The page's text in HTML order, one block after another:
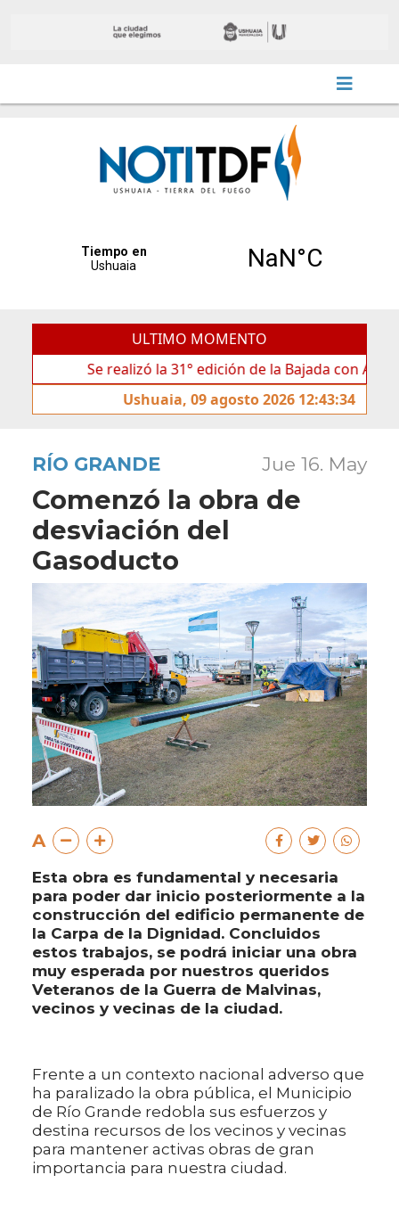
ULTIMO MOMENTO
Se realizó la 31° edición de la Bajada con Antorchas
Ushuaia, 09 agosto 2026 12:43:34
RÍO GRANDE Jue 16. May
Comenzó la obra de
desviación del
Gasoducto
A
Esta obra es fundamental y necesaria
para poder dar inicio posteriormente a la
construcción del edificio permanente de
la Carpa de la Dignidad. Concluidos
estos trabajos, se podrá iniciar una obra
muy esperada por nuestros queridos
Veteranos de la Guerra de Malvinas,
vecinos y vecinas de la ciudad.
Frente a un contexto nacional adverso que
ha paralizado la obra pública, el Municipio
de Río Grande redobla sus esfuerzos y
destina recursos de los vecinos y vecinas
para mantener activas obras de gran
importancia para nuestra ciudad.